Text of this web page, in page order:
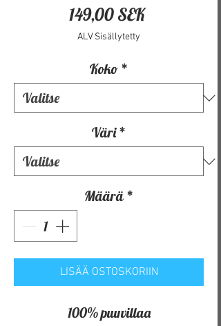
149,00 SEKHinta
ALV Sisällytetty
Koko *
Väri *
Määrä *
LISÄÄ OSTOSKORIIN
100% puuvillaa